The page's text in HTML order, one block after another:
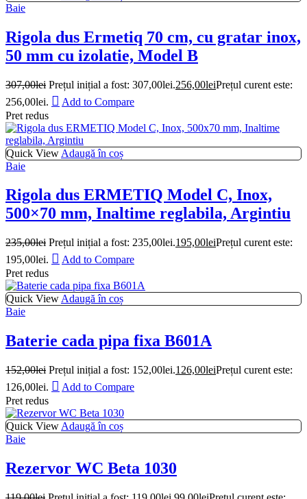
Baie
Rigola dus Ermetiq 70 cm, cu gratar inox,
50 mm cu izolatie, Model B
307,00lei Prețul inițial a fost: 307,00lei.256,00leiPrețul curent este:
256,00lei.
Add to Compare
Pret redus
Quick View Adaugă în coș
Baie
Rigola dus ERMETIQ Model C, Inox,
500×70 mm, Inaltime reglabila, Argintiu
235,00lei Prețul inițial a fost: 235,00lei.195,00leiPrețul curent este:
195,00lei.
Add to Compare
Pret redus
Quick View Adaugă în coș
Baie
Baterie cada pipa fixa B601A
152,00lei Prețul inițial a fost: 152,00lei.126,00leiPrețul curent este:
126,00lei.
Add to Compare
Pret redus
Quick View Adaugă în coș
Baie
Rezervor WC Beta 1030